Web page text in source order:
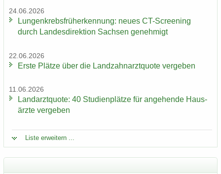
24.06.2026
Lun­gen­krebs­früh­erken­nung: neues CT-​Screening
durch Lan­des­di­rek­ti­on Sach­sen ge­neh­migt
22.06.2026
Erste Plät­ze über die Land­zahn­arzt­quo­te ver­ge­ben
11.06.2026
Land­arzt­quo­te: 40 Stu­di­en­plät­ze für an­ge­hen­de Haus­
ärz­te ver­ge­ben
Liste er­wei­tern ...